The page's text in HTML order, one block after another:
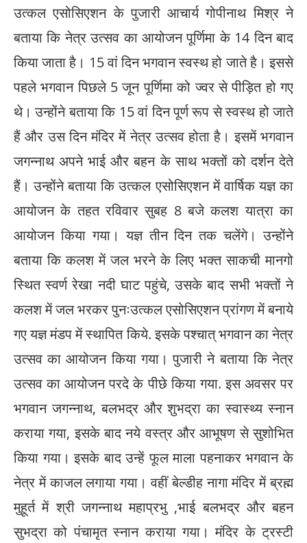
उत्कल एसोसिएशन के पुजारी आचार्य गोपीनाथ मिश्र ने
बताया कि नेत्र उत्सव का आयोजन पूर्णिमा के 14 दिन बाद
किया जाता है। 15 वां दिन भगवान स्वस्थ हो जाते है। इससे
पहले भगवान पिछले 5 जून पूर्णिमा को ज्वर से पीड़ित हो गए
थे। उन्होंने बताया कि 15 वां दिन पूर्ण रूप से स्वस्थ हो जाते
हैं और उस दिन मंदिर में नेत्र उत्सव होता है। इसमें भगवान
जगन्नाथ अपने भाई और बहन के साथ भक्तों को दर्शन देते
हैं। उन्होंने बताया कि उत्कल एसोसिएशन में वार्षिक यज्ञ का
आयोजन के तहत रविवार सुबह 8 बजे कलश यात्रा का
आयोजन किया गया। यज्ञ तीन दिन तक चलेंगे। उन्होंने
बताया कि कलश में जल भरने के लिए भक्त साकची मानगो
स्थित स्वर्ण रेखा नदी घाट पहुंचे, उसके बाद सभी भक्तों ने
कलश में जल भरकर पुनःउत्कल एसोसिएशन प्रांगण में बनाये
गए यज्ञ मंडप में स्थापित किये. इसके पश्चात् भगवान का नेत्र
उत्सव का आयोजन किया गया। पुजारी ने बताया कि नेत्र
उत्सव का आयोजन परदे के पीछे किया गया. इस अवसर पर
भगवान जगन्नाथ, बलभद्र और शुभद्रा का स्वास्थ्य स्नान
कराया गया, इसके बाद नये वस्त्र और आभूषण से सुशोभित
किया गया। इसके बाद उन्हें फूल माला पहनाकर भगवान के
नेत्र में काजल लगाया गया। वहीं बेल्डीह नागा मंदिर में ब्रह्म
मुहूर्त में श्री जगन्नाथ महाप्रभु ,भाई बलभद्र और बहन
सुभद्रा को पंचामृत स्नान कराया गया। मंदिर के ट्रस्टी